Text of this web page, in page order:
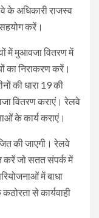
के अधिकारी राजस्व
करें।
में मुआवजा वितरण में
का निराकरण करें।
की धारा 19 की
वितरण कराएं। रेलवे
के कार्य कराएं।
की जाएगी। रेलवे
करें जो सतत संपर्क में
में बाधा
से कार्यवाही